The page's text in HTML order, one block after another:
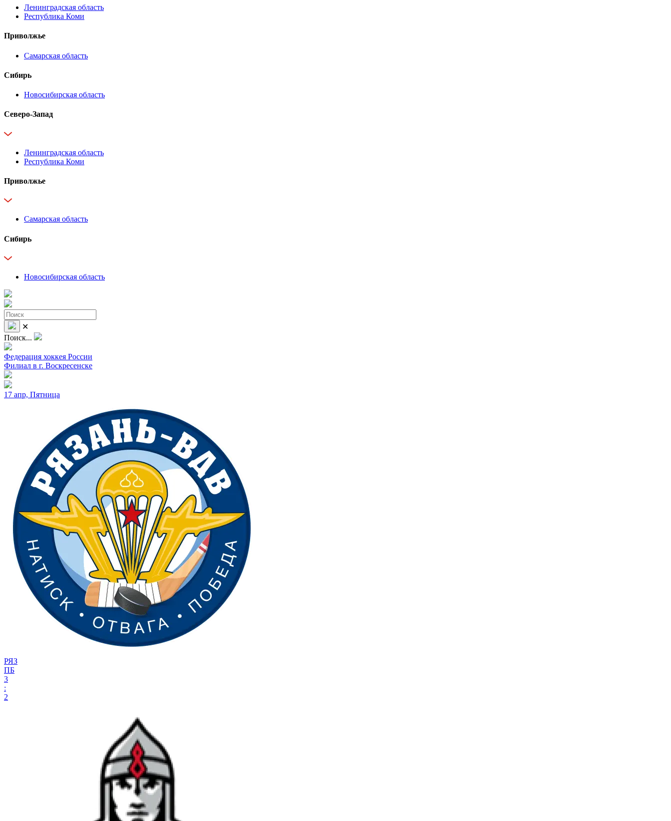
Ленинградская область
Республика Коми
Приволжье
Самарская область
Сибирь
Новосибирская область
Северо-Запад
Ленинградская область
Республика Коми
Приволжье
Самарская область
Сибирь
Новосибирская область
✕
Поиск...
Федерация хоккея России
Филиал в г. Воскресенске
17 апр, Пятница
РЯЗ
ПБ
3
:
2